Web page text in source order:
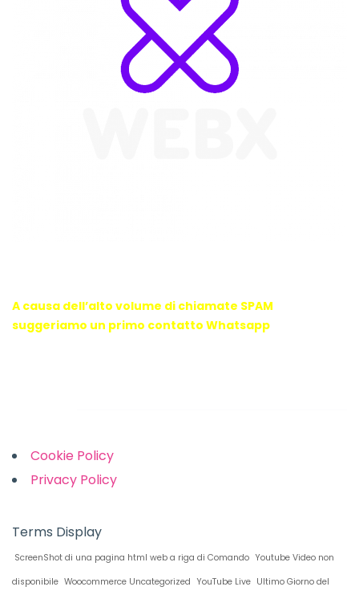
A causa dell’alto volume di chiamate SPAM
suggeriamo un primo contatto Whatsapp
Cookie Policy
Privacy Policy
Terms Display
ScreenShot di una pagina html web a riga di Comando Youtube Video non
disponibile Woocommerce Uncategorized YouTube Live Ultimo Giorno del